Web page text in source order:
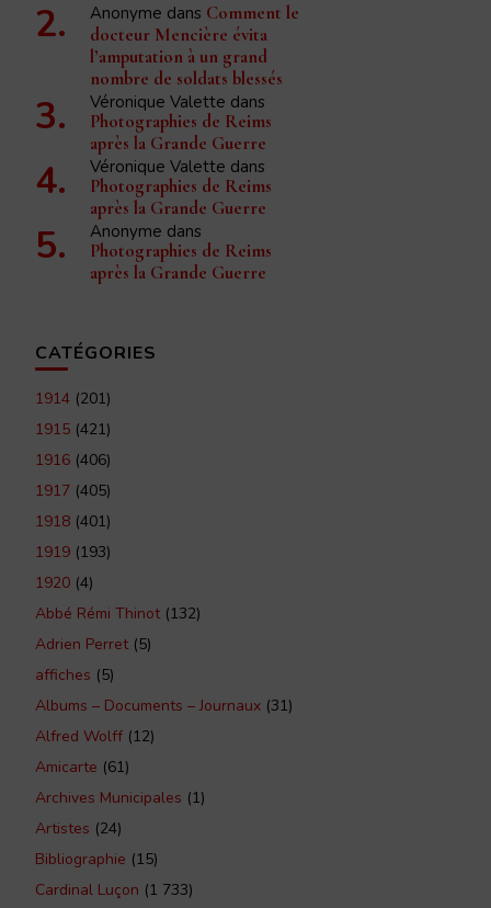
Anonyme dans Comment le
docteur Mencière évita
l’amputation à un grand
nombre de soldats blessés
Véronique Valette dans
Photographies de Reims
après la Grande Guerre
Véronique Valette dans
Photographies de Reims
après la Grande Guerre
Anonyme dans
Photographies de Reims
après la Grande Guerre
CATÉGORIES
1914 (201)
1915 (421)
1916 (406)
1917 (405)
1918 (401)
1919 (193)
1920 (4)
Abbé Rémi Thinot(132)
Adrien Perret(5)
affiches (5)
Albums – Documents – Journaux (31)
Alfred Wolff (12)
Amicarte (61)
Archives Municipales (1)
Artistes (24)
Bibliographie (15)
Cardinal Luçon (1 733)